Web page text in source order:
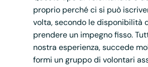
proprio perché ci si può
volta, secondo le disponibilità
prendere un impegno fisso.
nostra esperienza, succede
formi un gruppo di volontari